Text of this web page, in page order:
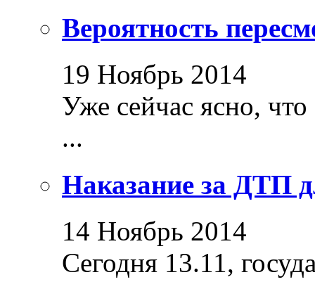
Вероятность
19 Ноябрь 2014
Уже сейчас ясно,
...
Наказание за ДТП
14 Ноябрь 2014
Сегодня 13.11,